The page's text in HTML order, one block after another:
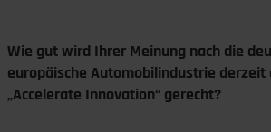
Wie gut wird Ihrer Meinung nach die
europäische Automobilindustrie derzeit
„Accelerate Innovation“ gerecht?